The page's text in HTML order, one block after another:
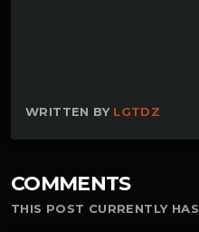
WRITTEN BY LGTDZ
COMMENTS
THIS POST CURRENTLY